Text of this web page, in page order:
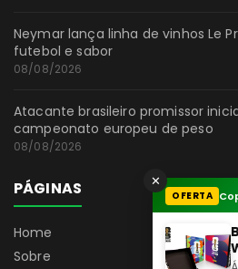
✕
OFERTA
Neymar lança linha de vinhos Le
futebol e sabor
08/08/2026
Atacante brasileiro promissor
campeonato europeu de peso
08/08/2026
PÁGINAS
Home
Sobre